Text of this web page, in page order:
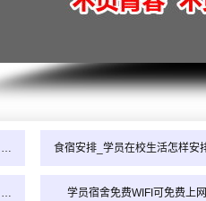
… 食宿安排_学员在校生活怎样安
… 学员宿舍免费WIFI可免费上网